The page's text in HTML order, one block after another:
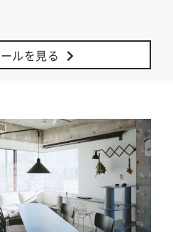
ルを見る